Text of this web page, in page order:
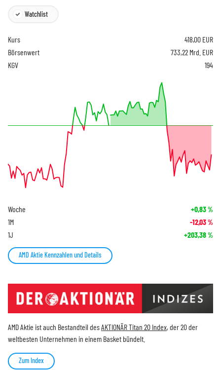
Watchlist
Kurs 418,00 EUR
Börsenwert
733,22 Mrd. EUR
KGV
194
Woche +0,83%
1M -12,03%
1J +203,38%
AMD Aktie Kennzahlen und Details
AMD Aktie ist auch Bestandteil desAKTIONÄR Titan 20 Index, der 20 der
weltbesten Unternehmen in einem Basket bündelt.
Zum Index